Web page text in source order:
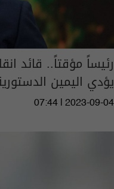
رئيساً مؤقتاً.. قائد
يؤدي اليمين
07:44 | 2023-09-04